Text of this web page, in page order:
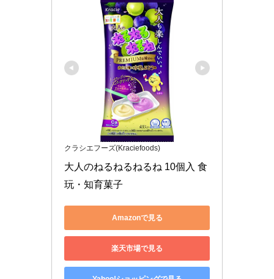
クラシエフーズ(Kraciefoods)
大人のねるねるねるね 10個入 食
玩・知育菓子
Amazonで見る
楽天市場で見る